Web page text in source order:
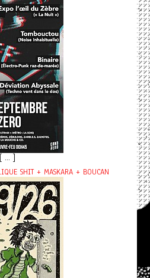
... ]
SHIT + MASKARA + BOUCAN